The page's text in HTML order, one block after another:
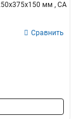
мм , СА
Сравнить